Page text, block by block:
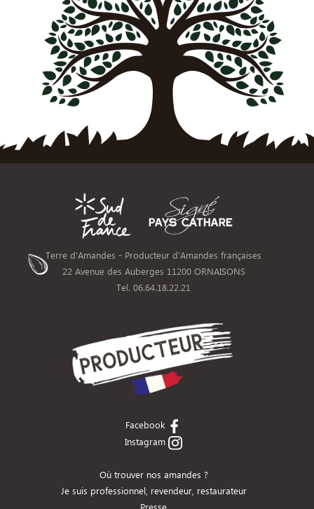
Terre d'Amandes - Producteur d'Amandes françaises
22 Avenue des Auberges 11200 ORNAISONS
Tel. 06.64.18.22.21
Facebook
Instagram
Où trouver nos amandes ?
Je suis professionnel, revendeur, restaurateur